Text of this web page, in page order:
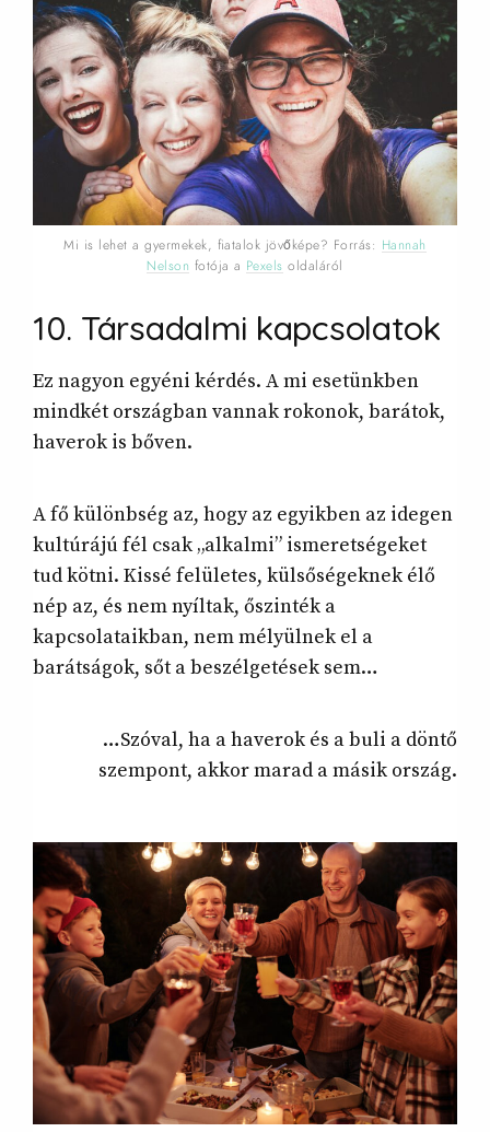
Mi is lehet a gyermekek, fiatalok jövőképe? Forrás: Hannah
Nelson fotója a Pexels oldaláról
10. Társadalmi kapcsolatok
Ez nagyon egyéni kérdés. A mi esetünkben
mindkét országban vannak rokonok, barátok,
haverok is bőven.
A fő különbség az, hogy az egyikben az idegen
kultúrájú fél csak „alkalmi” ismeretségeket
tud kötni. Kissé felületes, külsőségeknek élő
nép az, és nem nyíltak, őszinték a
kapcsolataikban, nem mélyülnek el a
barátságok, sőt a beszélgetések sem…
…Szóval, ha a haverok és a buli a döntő
szempont, akkor marad a másik ország.